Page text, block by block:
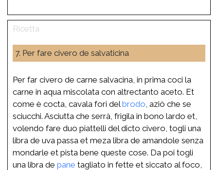
7. Per fare civero de salvaticina
Per far civero de carne salvacina, in prima coci la
carne in aqua miscolata con altrectanto aceto. Et
come è cocta, cavala fori delbrodo , aziò che se
sciucchi. Asciutta che serrà, frigila in bono lardo et,
volendo fare duo piattelli del dicto civero, togli una
libra de uva passa et meza libra de amandole senza
mondarle et pista bene queste cose. Da poi togli
una libra de pane tagliato in fette et siccato al foco,